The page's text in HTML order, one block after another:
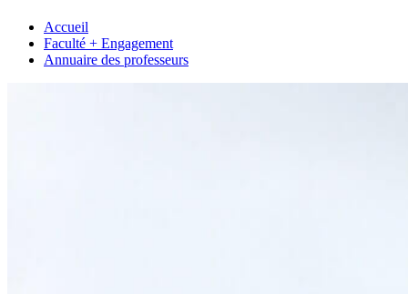
Accueil
Faculté + Engagement
Annuaire des professeurs